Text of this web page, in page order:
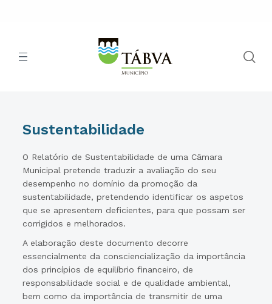
Sustentabilidade
O Relatório de Sustentabilidade de uma Câmara
Municipal pretende traduzir a avaliação do seu
desempenho no domínio da promoção da
sustentabilidade, pretendendo identificar os aspetos
que se apresentem deficientes, para que possam ser
corrigidos e melhorados.
A elaboração deste documento decorre
essencialmente da consciencialização da importância
dos princípios de equilíbrio financeiro, de
responsabilidade social e de qualidade ambiental,
bem como da importância de transmitir de uma